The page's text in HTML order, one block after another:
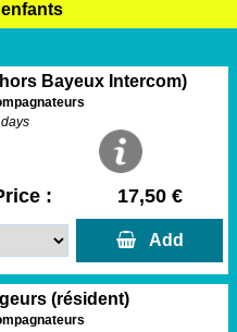
Bayeux Intercom)
: 17,50 €
Add
(résident)